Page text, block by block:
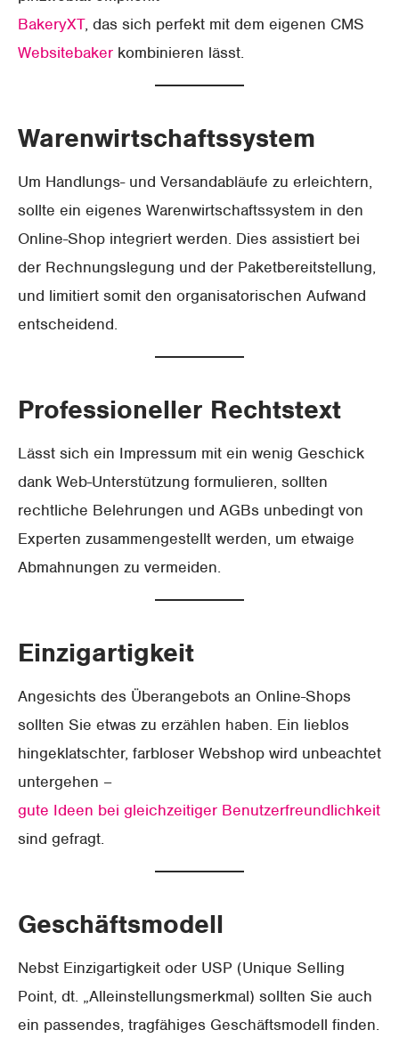
BakeryXT, das sich perfekt mit dem eigenen CMS
Websitebaker kombinieren lässt.
Warenwirtschaftssystem
Um Handlungs- und Versandabläufe zu erleichtern,
sollte ein eigenes Warenwirtschaftssystem in den
Online-Shop integriert werden. Dies assistiert bei
der Rechnungslegung und der Paketbereitstellung,
und limitiert somit den organisatorischen Aufwand
entscheidend.
Professioneller Rechtstext
Lässt sich ein Impressum mit ein wenig Geschick
dank Web-Unterstützung formulieren, sollten
rechtliche Belehrungen und AGBs unbedingt von
Experten zusammengestellt werden, um etwaige
Abmahnungen zu vermeiden.
Einzigartigkeit
Angesichts des Überangebots an Online-Shops
sollten Sie etwas zu erzählen haben. Ein lieblos
hingeklatschter, farbloser Webshop wird unbeachtet
untergehen –
gute Ideen bei gleichzeitiger Benutzerfreundlichkeit
sind gefragt.
Geschäftsmodell
Nebst Einzigartigkeit oder USP (Unique Selling
Point, dt. „Alleinstellungsmerkmal) sollten Sie auch
ein passendes, tragfähiges Geschäftsmodell finden.